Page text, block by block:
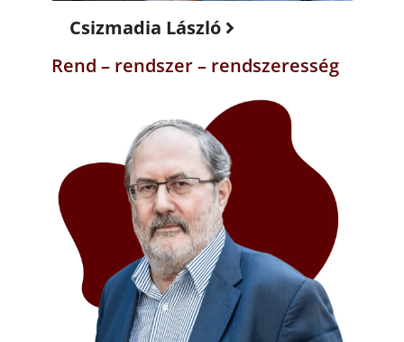
Csizmadia László
Rend – rendszer – rendszeresség